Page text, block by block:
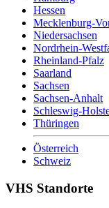
Hessen
Mecklenburg-
Niedersachsen
Nordrhein-
Rheinland-Pfalz
Saarland
Sachsen
Sachsen-Anhalt
Schleswig-
Thüringen
Österreich
Schweiz
VHS Standorte